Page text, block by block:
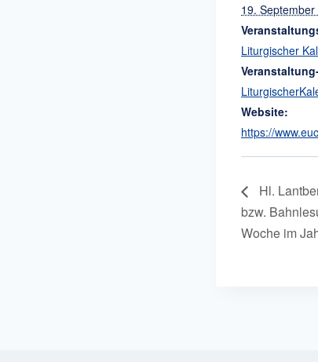
19.
Liturgischer
Website:
https://
Hl.
bzw.
Woche im